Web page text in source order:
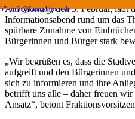
h">info@fweschborn.de
Am Montag, den 3. Februar, lädt
Informationsabend rund um das
spürbare Zunahme von
Bürgerinnen und Bürger stark
„Wir begrüßen es, dass die
aufgreift und den Bürgerinnen
sich zu informieren und ihre
betrifft uns alle – daher freuen
Ansatz“, betont